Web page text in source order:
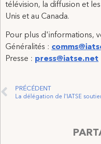
télévision, la diffusion et
Unis et au Canada.
Pour plus d'informations,
Généralités :
Presse : press@iatse.net
PRÉCÉDENT